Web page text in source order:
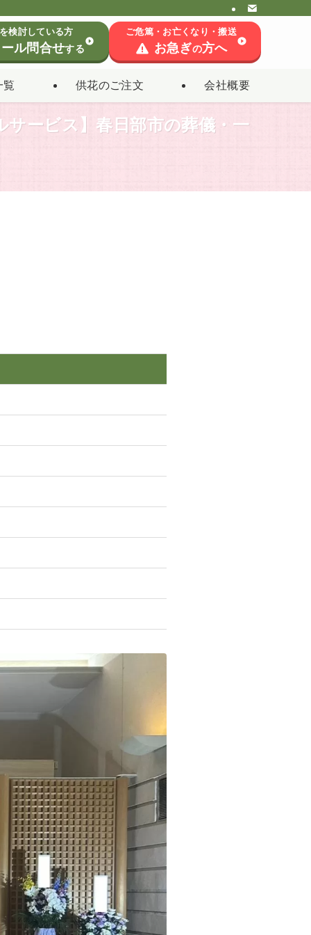
覧 供花のご注文 会社概要
検討している方
ル問合せする
ご危篤・お亡くなり・搬送
お急ぎの方へ
ービス】春日部市の葬儀・一